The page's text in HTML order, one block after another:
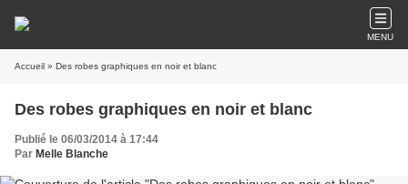
MENU
Accueil » Des robes graphiques en noir et blanc
Des robes graphiques en noir et blanc
Publié le 06/03/2014 à 17:44
Par Melle Blanche